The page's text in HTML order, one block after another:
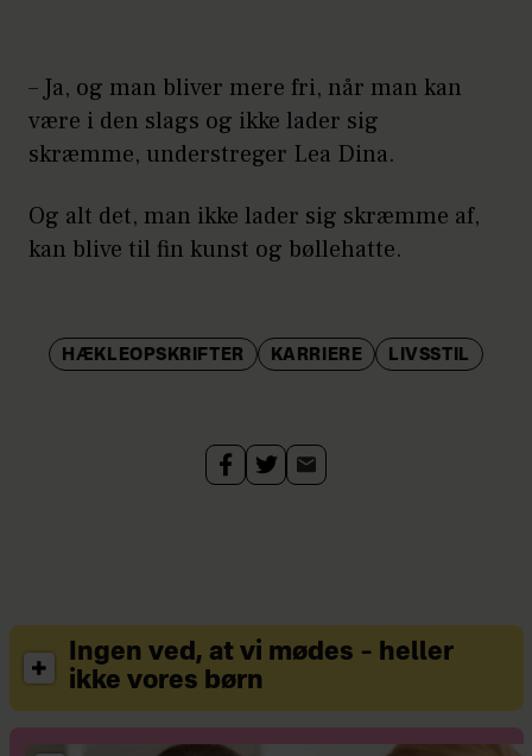
– Ja, og man bliver mere fri, når man kan
være i den slags og ikke lader sig
skræmme, understreger Lea Dina.
Og alt det, man ikke lader sig skræmme af,
kan blive til fin kunst og bøllehatte.
HÆKLEOPSKRIFTER KARRIERE LIVSSTIL
Ingen ved, at vi mødes – heller
ikke vores børn